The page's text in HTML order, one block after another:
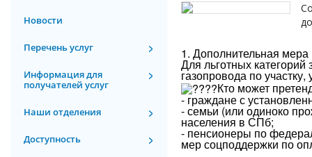
Новости
Перечень услуг
Информация для
получателей услуг
Наши отделения
Доступность
1. Дополнительная мера
Для льготных
газопровода по
Кто может
- граждане с
- семьи (или одиноко
населения в СПб;
- пенсионеры по
мер соцподдержки по